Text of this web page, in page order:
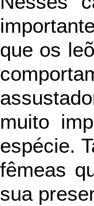
que os
muito
espécie.
fêmeas
sua